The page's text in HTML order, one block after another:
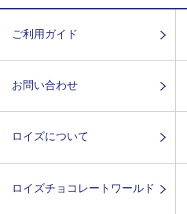
ご利用ガイド
お問い合わせ
ロイズについて
ロイズチョコレートワールド